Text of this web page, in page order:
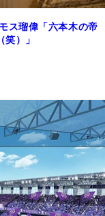
ス瑠偉「六本木の帝
）」